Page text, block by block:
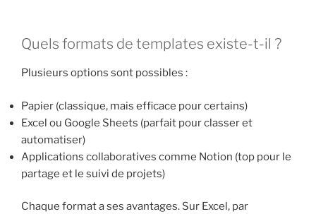
Quels formats de templates existe-t-il ?
Plusieurs options sont possibles :
Papier (classique, mais efficace pour certains)
Excel ou Google Sheets (parfait pour classer et
automatiser)
Applications collaboratives comme Notion (top pour le
partage et le suivi de projets)
Chaque format a ses avantages. Sur Excel, par